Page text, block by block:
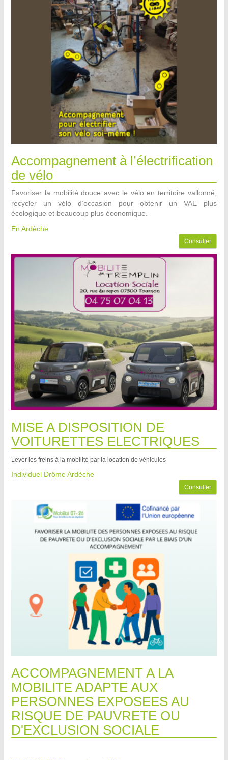
Accompagnement à l’électrification
de vélo
Favoriser la mobilité douce avec le vélo en territoire vallonné,
recycler un vélo d’occasion pour obtenir un VAE plus
écologique et beaucoup plus économique.
En Ardèche
Consulter
MISE A DISPOSITION DE
VOITURETTES ELECTRIQUES
Lever les freins à la mobilité par la location de véhicules
Individuel Drôme Ardèche
Consulter
ACCOMPAGNEMENT A LA
MOBILITE ADAPTE AUX
PERSONNES EXPOSEES AU
RISQUE DE PAUVRETE OU
D'EXCLUSION SOCIALE